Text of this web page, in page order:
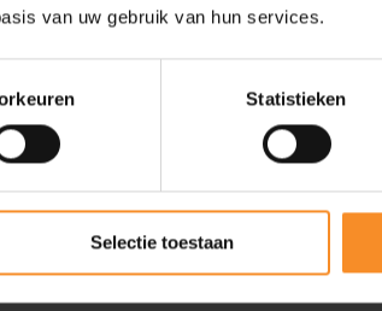
van uw gebruik van hun services.
Statistieken
Selectie toestaan
Kids
Kinvara 14 LTT Kids